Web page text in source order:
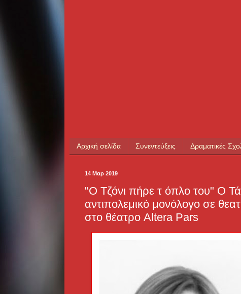
Αρχική σελίδα Συνεντεύξεις Δραματικές
14 Μαρ 2019
"Ο Τζόνι πήρε τ όπλο του" Ο
αντιπολεμικό μονόλογο σε
στο θέατρο Altera Pars